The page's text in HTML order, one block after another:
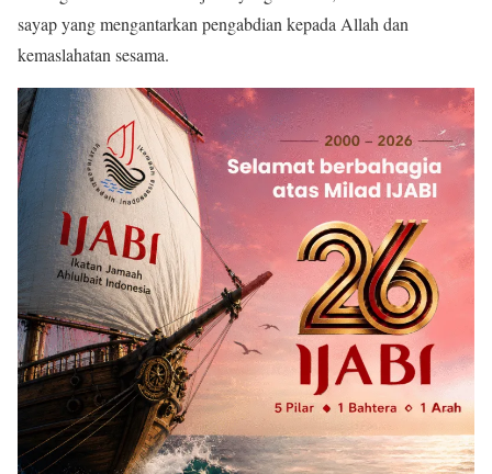
sayap yang mengantarkan pengabdian kepada Allah dan
kemaslahatan sesama.